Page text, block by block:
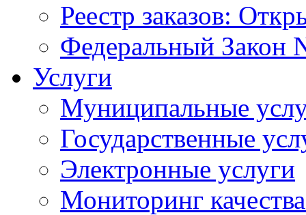
Реестр заказов:
Федеральный Закон
Услуги
Муниципальные
Государственные
Электронные услуги
Мониторинг